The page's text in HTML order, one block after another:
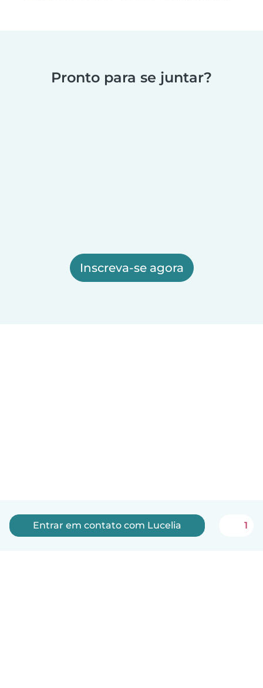
Pronto para se juntar?
Inscreva-se agora
Entrar em contato com Lucelia 1